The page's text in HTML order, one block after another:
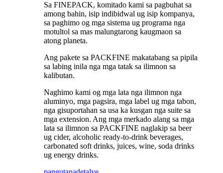
Sa FINEPACK, komitado kami sa pagbuhat sa
among bahin, isip indibidwal ug isip kompanya,
sa paghimo og mga sistema ug programa nga
motultol sa mas malungtarong kaugmaon sa
atong planeta.
Ang pakete sa PACKFINE makatabang sa pipila
sa labing inila nga mga tatak sa ilimnon sa
kalibutan.
Naghimo kami og mga lata nga ilimnon nga
aluminyo, mga pagsira, mga label ug mga tabon,
nga gisuportahan sa usa ka kusgan nga suite sa
mga extension. Ang mga merkado alang sa mga
lata sa ilimnon sa PACKFINE naglakip sa beer
ug cider, alcoholic ready-to-drink beverages,
carbonated soft drinks, juices, wine, soda drinks
ug energy drinks.